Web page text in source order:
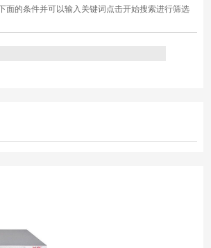
面的条件并可以输入关键词点击开始搜索进行筛选